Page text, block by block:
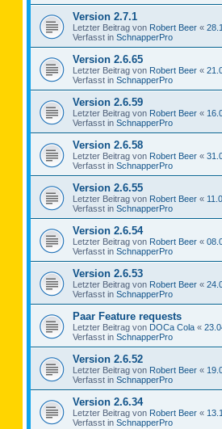
Version 2.7.1
Letzter Beitrag von Robert Beer «
Verfasst in SchnapperPro
Version 2.6.65
Letzter Beitrag von Robert Beer «
Verfasst in SchnapperPro
Version 2.6.59
Letzter Beitrag von Robert Beer «
Verfasst in SchnapperPro
Version 2.6.58
Letzter Beitrag von Robert Beer «
Verfasst in SchnapperPro
Version 2.6.55
Letzter Beitrag von Robert Beer «
Verfasst in SchnapperPro
Version 2.6.54
Letzter Beitrag von Robert Beer «
Verfasst in SchnapperPro
Version 2.6.53
Letzter Beitrag von Robert Beer «
Verfasst in SchnapperPro
Paar Feature requests
Letzter Beitrag von DOCa Cola «
Verfasst in SchnapperPro
Version 2.6.52
Letzter Beitrag von Robert Beer «
Verfasst in SchnapperPro
Version 2.6.34
Letzter Beitrag von Robert Beer «
Verfasst in SchnapperPro